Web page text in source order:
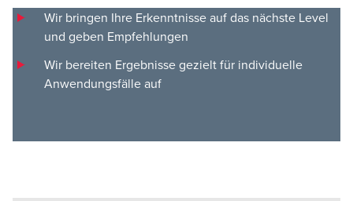
Wir bringen Ihre Erkenntnisse auf das nächste Level
und geben Empfehlungen
Wir bereiten Ergebnisse gezielt für individuelle
Anwendungsfälle auf